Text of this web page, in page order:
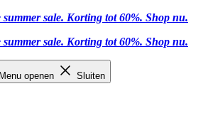
sale. Korting tot 60%. Shop nu.
sale. Korting tot 60%. Shop nu.
Menu openen Sluiten